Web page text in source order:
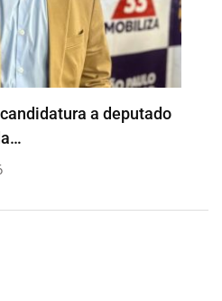
empresários e